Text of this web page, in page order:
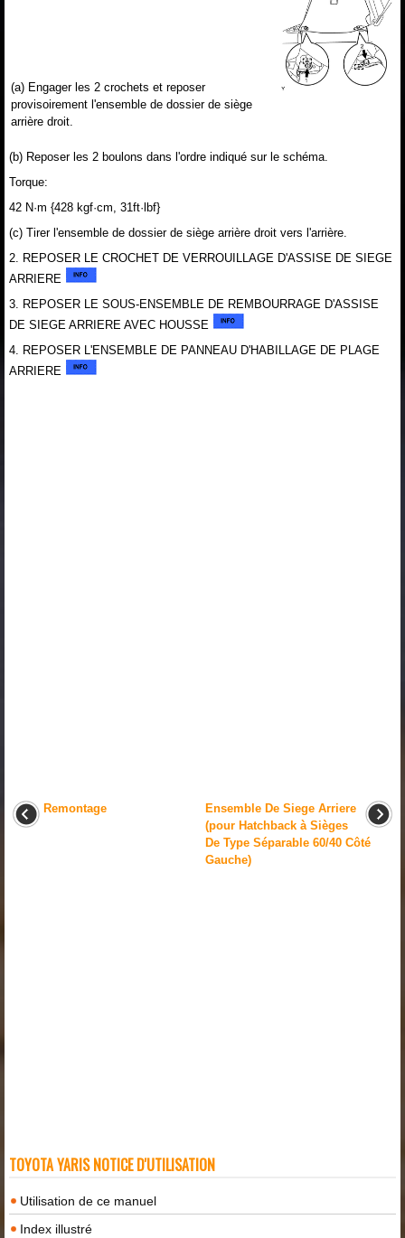
(a) Engager les 2 crochets et reposer
provisoirement l'ensemble de dossier de siège
arrière droit.
(b) Reposer les 2 boulons dans l'ordre indiqué sur le schéma.
Torque:
42 N·m {428 kgf·cm, 31ft·lbf}
(c) Tirer l'ensemble de dossier de siège arrière droit vers l'arrière.
2. REPOSER LE CROCHET DE VERROUILLAGE D'ASSISE DE SIEGE
ARRIERE
3. REPOSER LE SOUS-ENSEMBLE DE REMBOURRAGE D'ASSISE
DE SIEGE ARRIERE AVEC HOUSSE
4. REPOSER L'ENSEMBLE DE PANNEAU D'HABILLAGE DE PLAGE
ARRIERE
Remontage
Ensemble De Siege Arriere
(pour Hatchback à Sièges
De Type Séparable 60/40 Côté
Gauche)
TOYOTA YARIS NOTICE D'UTILISATION
Utilisation de ce manuel
Index illustré